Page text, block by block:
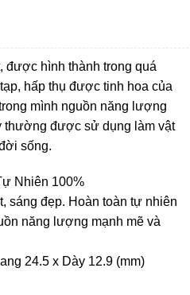
được hình thành trong quá
hấp thụ được tinh hoa của
mình nguồn năng lượng
thường được sử dụng làm vật
sống.
Nhiên 100%
sáng đẹp. Hoàn toàn tự nhiên
năng lượng mạnh mẽ và
24.5 x Dày 12.9 (mm)